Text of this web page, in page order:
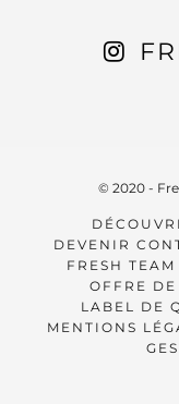
© 2020 -
DEVENIR
FRESH TEAM
OFFRE DE
LABEL DE
MENTIONS